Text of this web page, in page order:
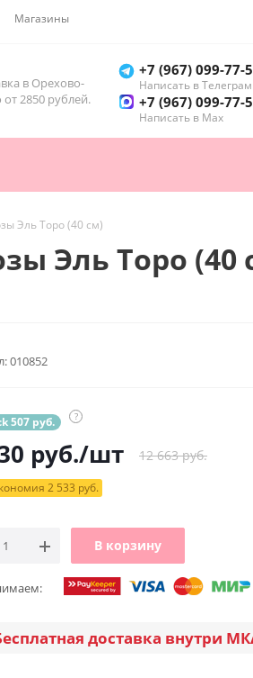
Магазины
в Орехово-
от 2850 рублей.
+7 (967) 099-77-
Написать в Телеграм
+7 (967) 099-77-
Написать в Мах
Эль Торо (40 см)
Эль Торо (40
010852
507 руб. ?
руб./шт 12 663 руб.
2 533 руб.
В корзину
доставка внутри